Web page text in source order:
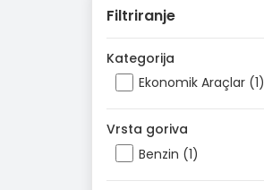
Filtriranje
Kategorija
Ekonomik Araçlar (1)
Vrsta goriva
Benzin (1)